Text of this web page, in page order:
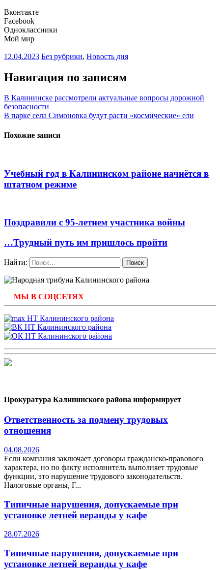
Вконтакте
Facebook
Одноклассники
Мой мир
12.04.2023 Без рубрики, Новость дня
Навигация по записям
В Калининске рассмотрели актуальные вопросы дорожной
безопасности
В парке села Симоновка будут расти «космические» ели
Похожие записи
Учебный год в Калининском районе начнётся в
штатном режиме
Поздравили с 95-летием участника войны
…Трудный путь им пришлось пройти
Найти:
МЫ В СОЦСЕТЯХ
Прокуратура Калининского района информирует
Ответственность за подмену трудовых
отношения
04.08.2026
Если компания заключает договоры гражданско-правового
характера, но по факту исполнитель выполняет трудовые
функции, это нарушение трудового законодательств.
Налоговые органы, Г...
Типичные нарушения, допускаемые при
установке летней веранды у кафе
28.07.2026
Типичные нарушения, допускаемые при
установке летней веранды у кафе